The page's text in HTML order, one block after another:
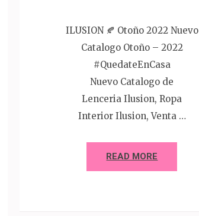
ILUSION 🍂 Otoño 2022 Nuevo
Catalogo Otoño – 2022
#QuedateEnCasa
Nuevo Catalogo de
Lenceria Ilusion, Ropa
Interior Ilusion, Venta …
READ MORE